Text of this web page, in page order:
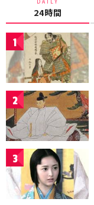
24時間
1
2
3